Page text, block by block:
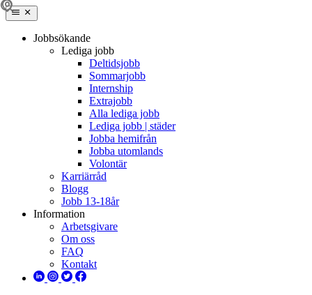
Jobbsökande
Lediga jobb
Deltidsjobb
Sommarjobb
Internship
Extrajobb
Alla lediga jobb
Lediga jobb | städer
Jobba hemifrån
Jobba utomlands
Volontär
Karriärråd
Blogg
Jobb 13-18år
Information
Arbetsgivare
Om oss
FAQ
Kontakt